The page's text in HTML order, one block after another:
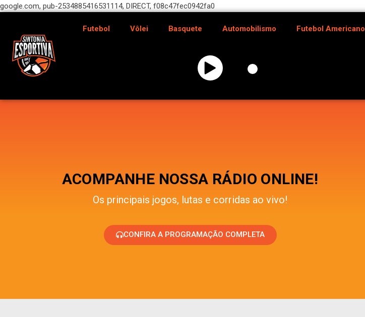
google.com, pub-2534885416531114, DIRECT, f08c47fec0942fa0
Futebol Vôlei Basquete Automobilismo Futebol Americano
ACOMPANHE NOSSA RÁDIO ONLINE!
Os principais jogos, lutas e corridas ao vivo!
CONFIRA A PROGRAMAÇÃO COMPLETA